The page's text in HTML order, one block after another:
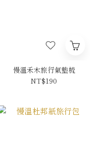
慢溫禾木旅行氣墊梳
NT$190